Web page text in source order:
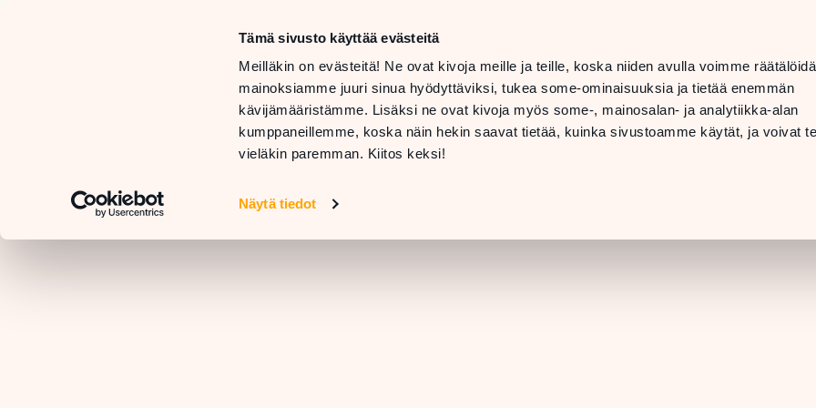
Tämä sivusto käyttää evästeitä
Meilläkin on evästeitä! Ne ovat kivoja meille ja teille, koska niiden avulla voimme
mainoksiamme juuri sinua hyödyttäviksi, tukea some-ominaisuuksia ja tietää enemmän
kävijämääristämme. Lisäksi ne ovat kivoja myös some-, mainosalan- ja analytiikka-alan
kumppaneillemme, koska näin hekin saavat tietää, kuinka sivustoamme käytät, ja voivat
vieläkin paremman. Kiitos keksi!
Näytä tiedot
10 AM – 08 PM
11 AM – 07 PM
RESTAURANTS
GETTING
HERE &
INFO